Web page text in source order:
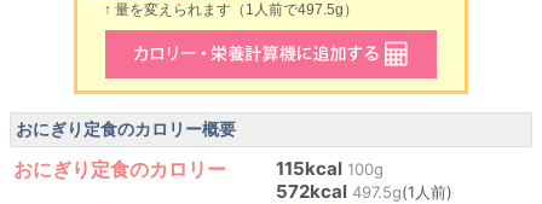
↑ 量を変えられます（1人前で497.5g）
おにぎり定食のカロリー概要
おにぎり定食のカロリー 115kcal 100g
572kcal 497.5g(1人前)